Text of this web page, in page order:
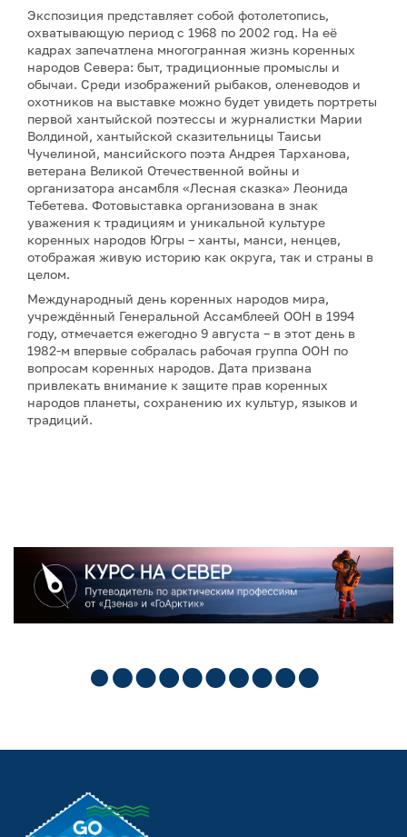
Экспозиция представляет собой фотолетопись,
охватывающую период с 1968 по 2002 год. На её
кадрах запечатлена многогранная жизнь коренных
народов Севера: быт, традиционные промыслы и
обычаи. Среди изображений рыбаков, оленеводов и
охотников на выставке можно будет увидеть портреты
первой хантыйской поэтессы и журналистки Марии
Волдиной, хантыйской сказительницы Таисьи
Чучелиной, мансийского поэта Андрея Тарханова,
ветерана Великой Отечественной войны и
организатора ансамбля «Лесная сказка» Леонида
Тебетева. Фотовыставка организована в знак
уважения к традициям и уникальной культуре
коренных народов Югры – ханты, манси, ненцев,
отображая живую историю как округа, так и страны в
целом.
Международный день коренных народов мира,
учреждённый Генеральной Ассамблеей ООН в 1994
году, отмечается ежегодно 9 августа – в этот день в
1982-м впервые собралась рабочая группа ООН по
вопросам коренных народов. Дата призвана
привлекать внимание к защите прав коренных
народов планеты, сохранению их культур, языков и
традиций.